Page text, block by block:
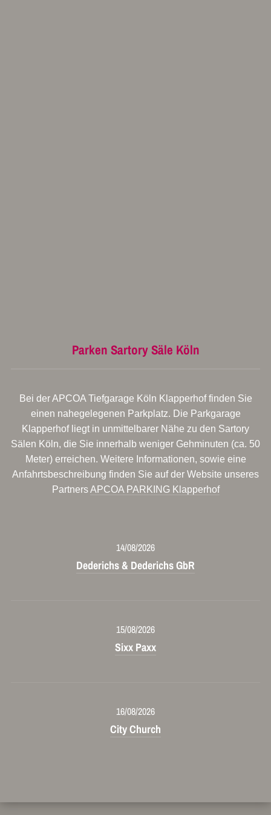
Parken Sartory Säle Köln
Bei der APCOA Tiefgarage Köln Klapperhof finden Sie
einen nahegelegenen Parkplatz. Die Parkgarage
Klapperhof liegt in unmittelbarer Nähe zu den Sartory
Sälen Köln, die Sie innerhalb weniger Gehminuten (ca. 50
Meter) erreichen. Weitere Informationen, sowie eine
Anfahrtsbeschreibung finden Sie auf der Website unseres
PartnersAPCOA PARKING Klapperhof
14/08/2026
Dederichs & Dederichs GbR
15/08/2026
Sixx Paxx
16/08/2026
City Church